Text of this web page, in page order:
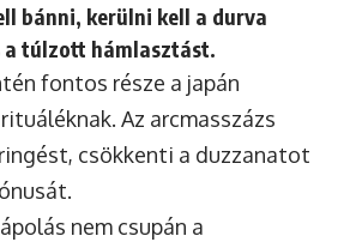
bánni, kerülni kell a durva
a túlzott hámlasztást.
fontos része a japán
Az arcmasszázs
csökkenti a duzzanatot
nem csupán a